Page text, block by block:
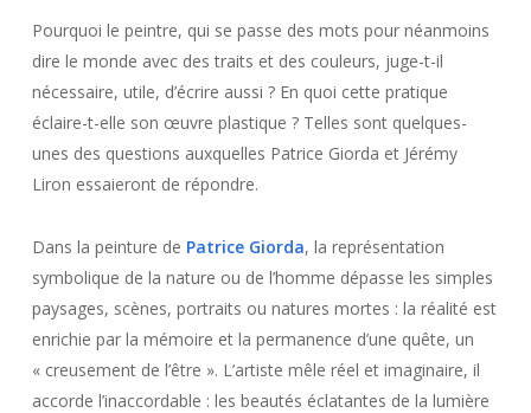
Pourquoi le peintre, qui se passe des mots pour néanmoins
dire le monde avec des traits et des couleurs, juge-t-il
nécessaire, utile, d’écrire aussi ? En quoi cette pratique
éclaire-t-elle son œuvre plastique ? Telles sont quelques-
unes des questions auxquelles Patrice Giorda et Jérémy
Liron essaieront de répondre.
Dans la peinture de Patrice Giorda, la représentation
symbolique de la nature ou de l’homme dépasse les simples
paysages, scènes, portraits ou natures mortes : la réalité est
enrichie par la mémoire et la permanence d’une quête, un
« creusement de l’être ». L’artiste mêle réel et imaginaire, il
accorde l’inaccordable : les beautés éclatantes de la lumière